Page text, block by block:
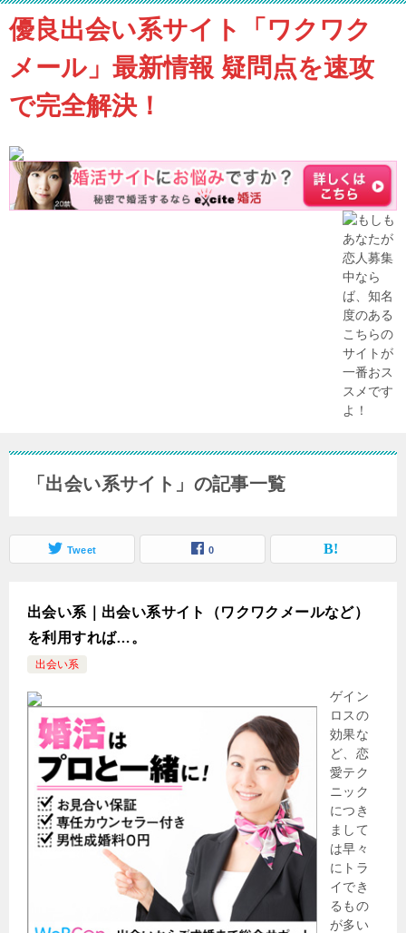
優良出会い系サイト「ワクワク
メール」最新情報 疑問点を速攻
で完全解決！
「出会い系サイト」の記事一覧
Tweet 0
出会い系｜出会い系サイト（ワクワクメールなど）
を利用すれば…。
出会い系
ゲイン
ロスの
効果な
ど、恋
愛テク
ニック
につき
まして
は早々
にトラ
イでき
るもの
が多い